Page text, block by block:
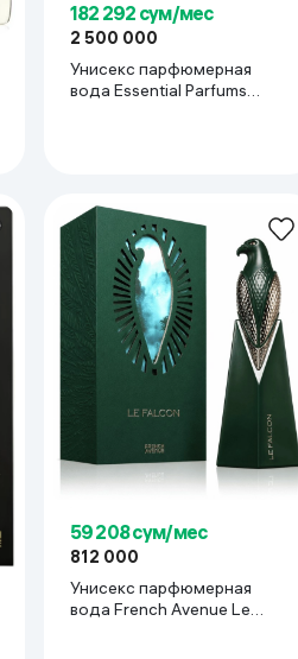
182 292 сум/мес
2 500 000
Унисекс парфюмерная
вода Essential Parfums
59 208 сум/мес
812 000
Унисекс парфюмерная
вода French Avenue Le